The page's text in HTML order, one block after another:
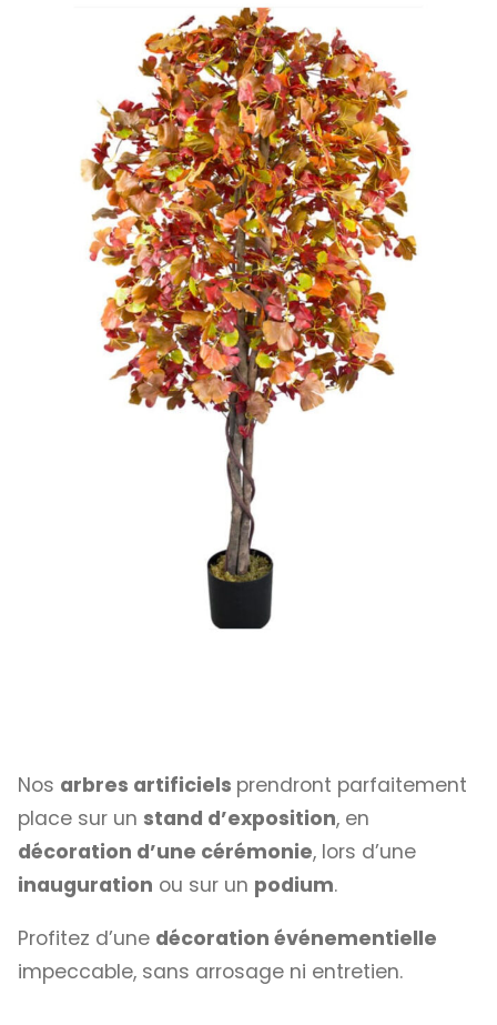
Nos arbres artificiels prendront parfaitement
place sur un stand d’exposition, en
décoration d’une cérémonie, lors d’une
inauguration ou sur un podium.
Profitez d’une décoration événementielle
impeccable, sans arrosage ni entretien.